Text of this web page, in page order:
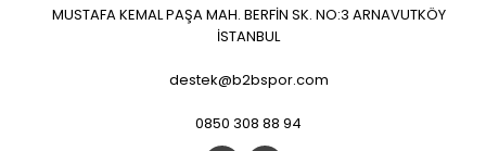
MUSTAFA KEMAL PAŞA MAH. BERFİN SK. NO:3 ARNAVUTKÖY
İSTANBUL
destek@b2bspor.com
0850 308 88 94